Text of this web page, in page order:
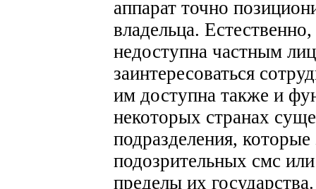
аппарат точно
владельца.
недоступна частным
заинтересоваться
им доступна также и
некоторых странах
подразделения,
подозрительных смс
пределы их